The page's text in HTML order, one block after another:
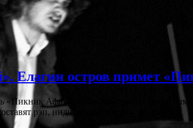
Елагин остров примет
Афиши». Фестиваль под открытым
рэп, инди и электроника. 0+